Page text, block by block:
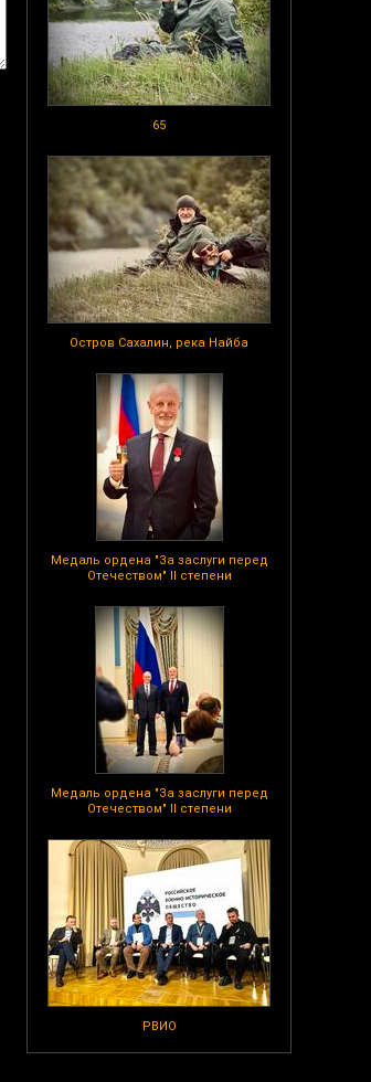
65
Остров Сахалин, река Найба
Медаль ордена "За заслуги перед
Отечеством" II степени
Медаль ордена "За заслуги перед
Отечеством" II степени
РВИО